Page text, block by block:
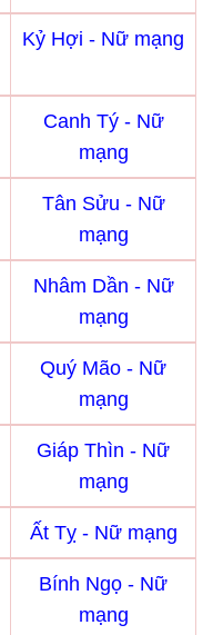
Kỷ Hợi - Nữ mạng
Canh Tý - Nữ
mạng
Tân Sửu - Nữ
mạng
Nhâm Dần - Nữ
mạng
Quý Mão - Nữ
mạng
Giáp Thìn - Nữ
mạng
Ất Tỵ - Nữ mạng
Bính Ngọ - Nữ
mạng